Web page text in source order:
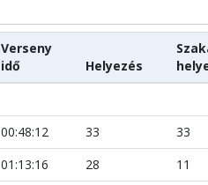
Verseny
idő
Helyezés
00:48:12 33
33
01:13:16 28
11